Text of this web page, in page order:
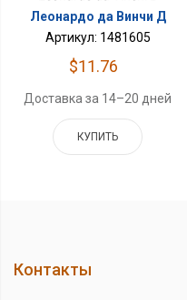
Леонардо да Винчи Д
Артикул: 1481605
$11.76
Доставка за 14–20 дней
КУПИТЬ
Контакты